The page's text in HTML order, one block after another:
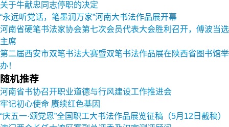
关于牛献忠同志停职的决定
“永远听党话，笔墨润万家”河南大书法作品展开幕
河南省硬笔书法家协会第七次会员代表大会胜利召开，傅波当选
主席
第二届西安市双笔书法大赛暨双笔书法作品展在陕西省图书馆举
办！
随机推荐
河南省书协召开职业道德与行风建设工作推进会
牢记初心使命 赓续红色基因
“庆五一·颂党恩”全国职工大书法作品展览征稿（5月12日截稿）